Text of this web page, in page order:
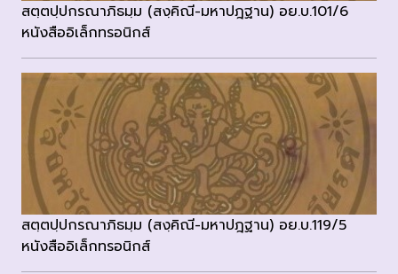
สตฺตปฺปกรณาภิธมฺม (สงฺคิณี-มหาปฎฐาน) อย.บ.101/6
หนังสืออิเล็กทรอนิกส์
สตฺตปฺปกรณาภิธมฺม (สงฺคิณี-มหาปฎฐาน) อย.บ.119/5
หนังสืออิเล็กทรอนิกส์